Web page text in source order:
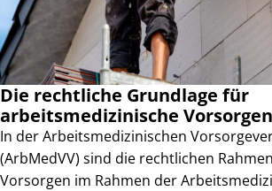
Die rechtliche Grundlage für
arbeitsmedizinische Vorsorgen
In der Arbeitsmedizinischen
(ArbMedVV) sind die rechtlichen
Vorsorgen im Rahmen der